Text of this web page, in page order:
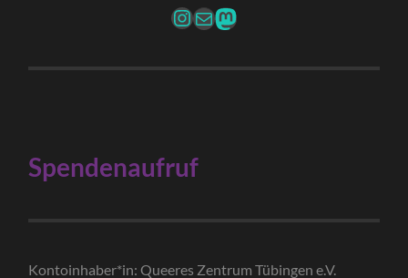
Instagram
MailFediverse Account
Spendenaufruf
Kontoinhaber*in: Queeres Zentrum Tübingen e.V.